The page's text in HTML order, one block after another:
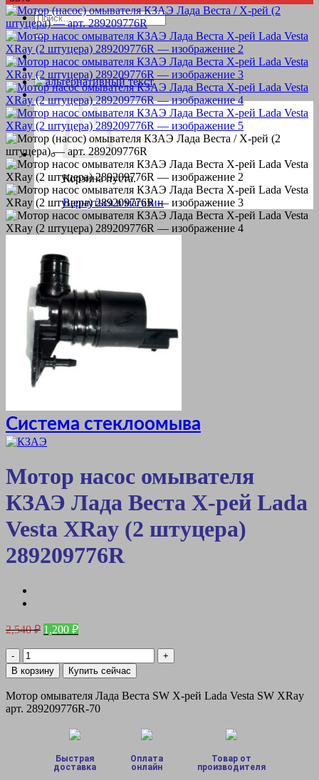
Искать:
Корзина пуста.
Вернуться в магазин
Система стеклоомыва
Мотор насос омывателя
КЗАЭ Лада Веста Х-рей Lada
Vesta XRay (2 штуцера)
289209776R
2,540₽ Первоначальная
цена
составляла
2,540 ₽.
1,200 ₽Текущая
цена:
Количество
товара
Мотор
насос
омывателя
В корзину Купить сейчас
Мотор омывателя Лада Веста SW Х-рей Lada Vesta SW XRay
арт. 289209776R-70
Быстрая
доставка
Оплата
онлайн
Товар от
производителя